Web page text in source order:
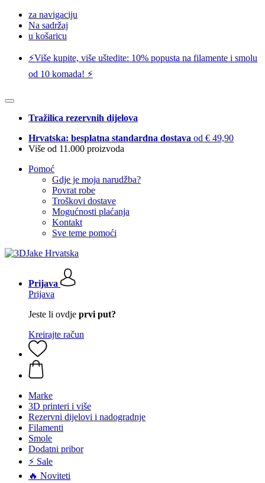
za navigaciju
Na sadržaj
u košaricu
⚡️Više kupite, više uštedite: 10% popusta na filamente i smolu
od 10 komada! ⚡️
Tražilica rezervnih dijelova
Hrvatska: besplatna standardna dostava od € 49,90
Više od 11.000 proizvoda
Pomoć
Gdje je moja narudžba?
Povrat robe
Troškovi dostave
Mogućnosti plaćanja
Kontakt
Sve teme pomoći
Prijava
Prijava
Jeste li ovdje prvi put?
Kreirajte račun
Marke
3D printeri i više
Rezervni dijelovi i nadogradnje
Filamenti
Smole
Dodatni pribor
⚡ Sale
🔥 Noviteti